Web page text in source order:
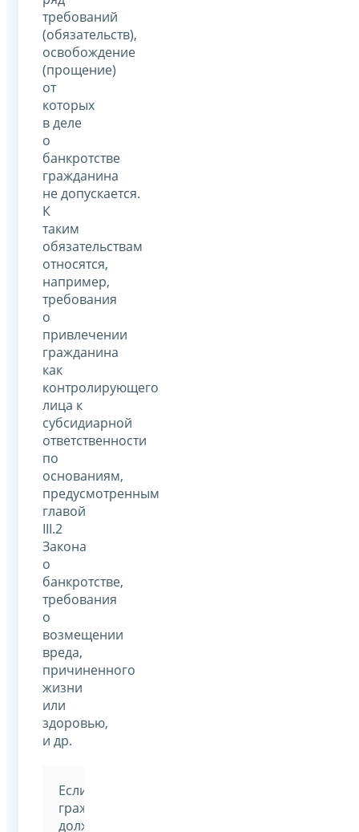
требований
(обязательств),
освобождение
(прощение)
от
которых
в деле
о
банкротстве
гражданина
не допускается.
К
таким
обязательствам
относятся,
например,
требования
о
привлечении
гражданина
как
контролирующего
лица к
субсидиарной
ответственности
по
основаниям,
предусмотренным
главой
III.2
Закона
о
банкротстве,
требования
о
возмещении
вреда,
причиненного
жизни
или
здоровью,
и др.
Если
гражданин-
должник